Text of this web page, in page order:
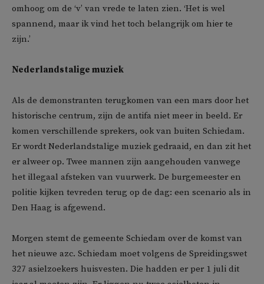
omhoog om de ‘v’ van vrede te laten zien. ‘Het is wel
spannend, maar ik vind het toch belangrijk om hier te
zijn.’
Nederlandstalige muziek
Als de demonstranten terugkomen van een mars door het
historische centrum, zijn de antifa niet meer in beeld. Er
komen verschillende sprekers, ook van buiten Schiedam.
Er wordt Nederlandstalige muziek gedraaid, en dan zit het
er alweer op. Twee mannen zijn aangehouden vanwege
het illegaal afsteken van vuurwerk. De burgemeester en
politie kijken tevreden terug op de dag: een scenario als in
Den Haag is afgewend.
Morgen stemt de gemeente Schiedam over de komst van
het nieuwe azc. Schiedam moet volgens de Spreidingswet
327 asielzoekers huisvesten. Die hadden er per 1 juli dit